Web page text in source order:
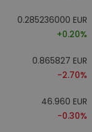
0.285236000 EUR
+0.20%
0.865827 EUR
-2.70%
46.960 EUR
-0.30%